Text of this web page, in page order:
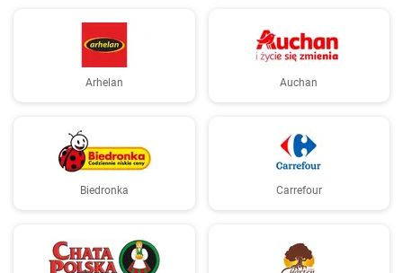
Arhelan Auchan
Biedronka Carrefour